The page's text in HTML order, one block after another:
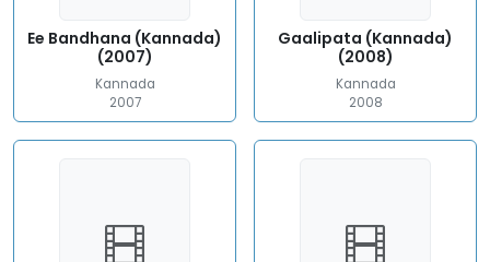
Ee Bandhana (Kannada)
(2007)
Kannada
2007
Gaalipata (Kannada)
(2008)
Kannada
2008